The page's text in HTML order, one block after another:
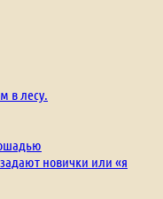
в лесу.
новички или «я